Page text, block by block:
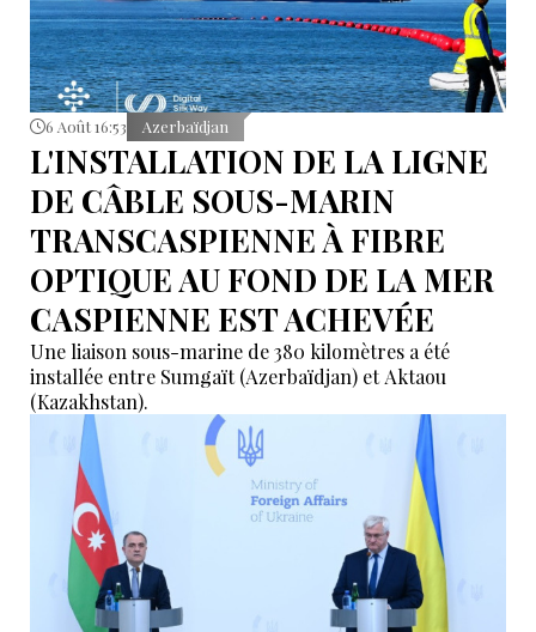
6 Août 16:53 Azerbaïdjan
L'INSTALLATION DE LA LIGNE
DE CÂBLE SOUS-MARIN
TRANSCASPIENNE À FIBRE
OPTIQUE AU FOND DE LA MER
CASPIENNE EST ACHEVÉE
Une liaison sous-marine de 380 kilomètres a été
installée entre Sumgaït (Azerbaïdjan) et Aktaou
(Kazakhstan).